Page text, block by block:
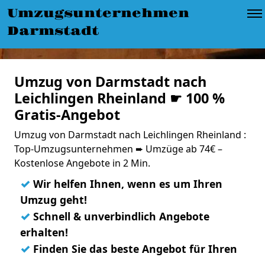
Umzugsunternehmen
Darmstadt
Umzug von Darmstadt nach
Leichlingen Rheinland ☛ 100 %
Gratis-Angebot
Umzug von Darmstadt nach Leichlingen Rheinland :
Top-Umzugsunternehmen ➨ Umzüge ab 74€ –
Kostenlose Angebote in 2 Min.
✓ Wir helfen Ihnen, wenn es um Ihren
Umzug geht!
✓ Schnell & unverbindlich Angebote
erhalten!
✓ Finden Sie das beste Angebot für Ihren